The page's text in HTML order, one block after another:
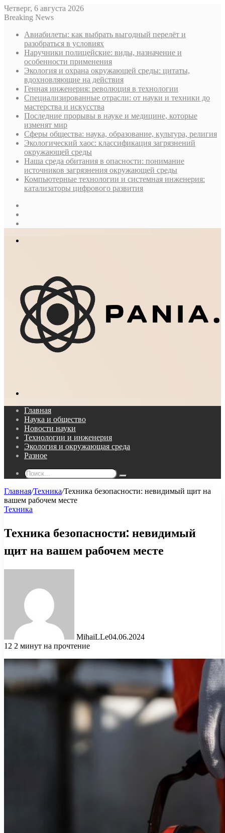
Четверг, 6 августа 2026
Breaking News
Авиабилеты: как выбрать выгодный перелёт и
разобраться в условиях
Наручники полицейские: виды, назначение и
особенности применения
Экология и охрана окружающей среды: цитаты,
вдохновляющие на действия
Генная инженерия: революция в технологии
Специализированные отрасли: от науки и техники до
мастерства и искусства
Последние прорывы в науке и медицине, которые
изменят мир
Сферы общества: наука, образование, культура, религия
Экологический хаос: классификация загрязнений
окружающей среды
Наша среда обитания в опасности: понимание
источников загрязнения окружающей среды
Компьютерные технологии и системная инженерия:
катализаторы цифрового развития
Главная
Наука и общество
Новости науки
Технологии и инженерия
Экология и окружающая среда
Разное
Поиск...
Главная/Техника/Техника безопасности: невидимый щит на
вашем рабочем месте
Техника
Техника безопасности: невидимый
щит на вашем рабочем месте
MihaiLLe04.06.2024
12 2 минут на прочтение